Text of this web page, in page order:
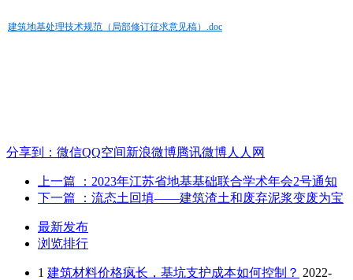
建筑地基处理技术规范（局部修订征求意见稿）.doc
分享到： 微信QQ空间新浪微博腾讯微博人人网
上一篇
：2023年江苏省地基基础联合学术年会2号通知
下一篇
：流态土回填——建筑渣土和废弃泥浆变废为宝
最新发布
浏览排行
1 建筑材料价格疯长，基坑支护成本如何控制？ 2022-